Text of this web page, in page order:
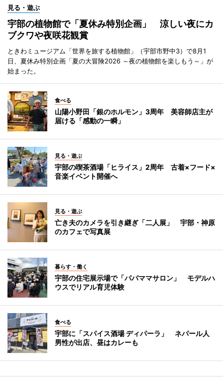
見る・遊ぶ
宇部の植物館で「夏休み特別企画」 涼しい夜にカ
ブクワや夜咲花観賞
ときわミュージアム「世界を旅する植物館」（宇部市野中3）で8月1
日、夏休み特別企画「夏の大冒険2026 ～夜の植物館を楽しもう～」が
始まった。
食べる
山陽小野田「銀のホルモン」3周年 美容師店主が
届ける「感動の一瞬」
見る・遊ぶ
宇部の喫茶酒場「ヒライス」2周年 古着×フード×
音楽イベント開催へ
見る・遊ぶ
亡き夫のカメラを引き継ぎ「二人展」 宇部・神原
のカフェで写真展
暮らす・働く
宇部の住宅展示場で「パパママサロン」 モデルハ
ウスでリアル育児体験
食べる
宇部に「スパイス酒場 ディパーラ」 ネパール人
男性が出店、昼はカレーも